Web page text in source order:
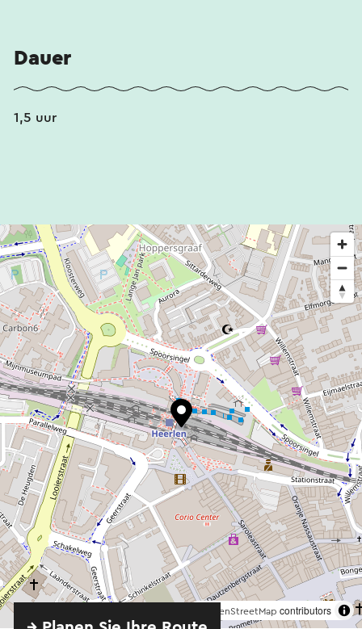
Dauer
1,5 uur
OpenStreetMap contributors